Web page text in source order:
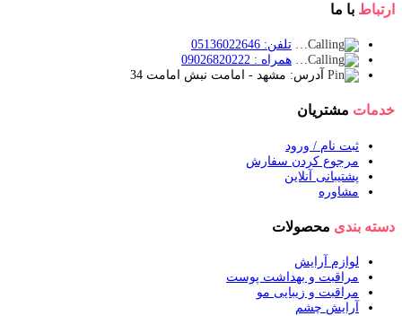
ارتباط با ما
تلفن: 05136022646
همراه : 09026820222
آدرس: مشهد - امامت نبش امامت 34
خدمات مشتریان
ثبت نام / ورود
مرجوع کردن سفارش
پشتیبانی آنلاین
مشاوره
دسته بندی محصولات
لوازم آرایش
مراقبت و بهداشت پوست
مراقبت و زیبایی مو
آرایش چشم